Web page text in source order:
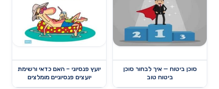
סוכן ביטוח — איך לבחור סוכן
ביטוח טוב
יועץ פנסיוני – האם כדאי ורשימת
יועצים פנסיוניים מומלצים